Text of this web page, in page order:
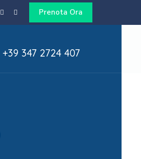
Prenota Ora
+39 347 2724 407